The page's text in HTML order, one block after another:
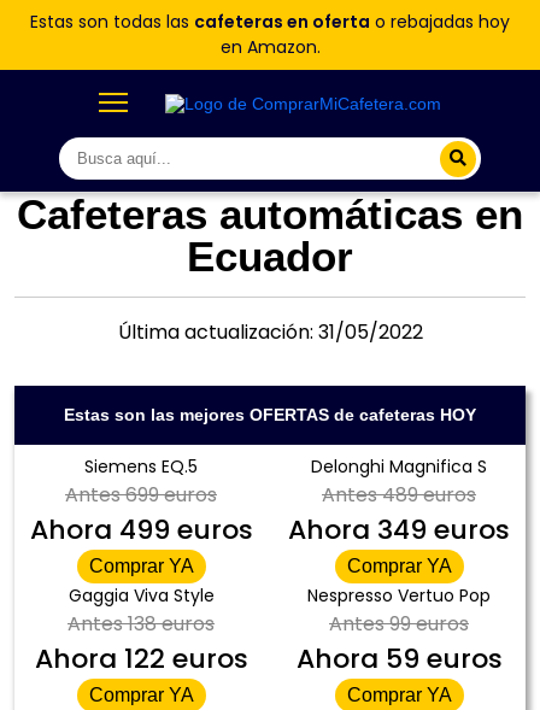
Estas son todas las cafeteras en oferta o rebajadas hoy
en Amazon.
Cafeteras automáticas en
Ecuador
Última actualización: 31/05/2022
Estas son las mejores OFERTAS de cafeteras HOY
Siemens EQ.5
Antes699 euros
Ahora 499 euros
Comprar YA
Delonghi Magnifica S
Antes489 euros
Ahora 349 euros
Comprar YA
Gaggia Viva Style
Antes138 euros
Ahora 122 euros
Comprar YA
Nespresso Vertuo Pop
Antes99 euros
Ahora 59 euros
Comprar YA